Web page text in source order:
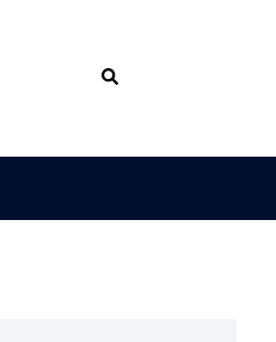
Search